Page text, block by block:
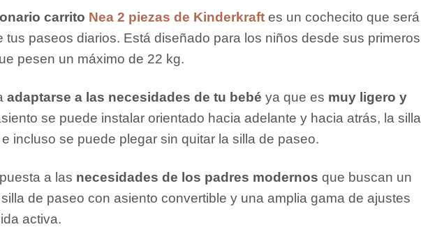
carrito Nea 2 piezas de Kinderkraft es un cochecito que será
tus paseos diarios. Está diseñado para los niños desde sus primeros
pesen un máximo de 22 kg.
adaptarse a las necesidades de tu bebé ya que es muy ligero y
se puede instalar orientado hacia adelante y hacia atrás, la silla
incluso se puede plegar sin quitar la silla de paseo.
a las necesidades de los padres modernos que buscan un
de paseo con asiento convertible y una amplia gama de ajustes
activa.